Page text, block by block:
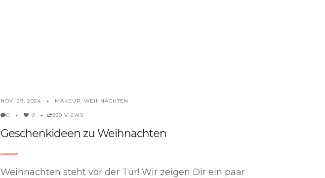
NOV. 29, 2024 MAKEUP WEIHNACHTEN
0 0 939 VIEWS
Geschenkideen zu Weihnachten
Weihnachten steht vor der Tür! Wir zeigen Dir ein paar